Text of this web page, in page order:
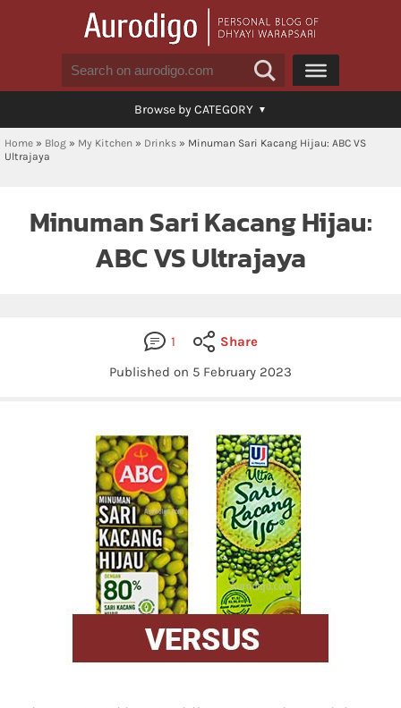
Browse by CATEGORY
Home » Blog » My Kitchen » Drinks » Minuman Sari Kacang Hijau: ABC VS
Ultrajaya
Minuman Sari Kacang Hijau:
ABC VS Ultrajaya
1
Share
Published on 5 February 2023